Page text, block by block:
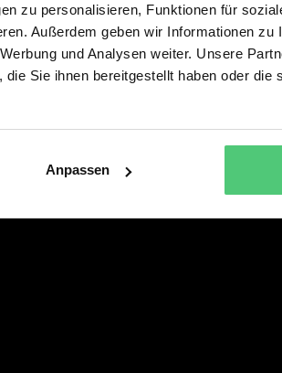
zu personalisieren, Funktionen für
Außerdem geben wir Informationen zu
und Analysen weiter. Unsere
Sie ihnen bereitgestellt haben oder die
Anpassen
FÜR
– DAS MUSICAL
DAS BIEST – DAS
PRESSE